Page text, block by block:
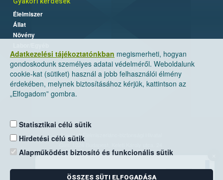
Adatkezelési tájékoztatónkban megismerheti, hogyan
gondoskodunk személyes adatai védelméről. Weboldalunk
cookie-kat (sütiket) használ a jobb felhasználói élmény
érdekében, melynek biztosításához kérjük, kattintson az
„Elfogadom” gombra.
Statisztikai célú sütik
Hirdetési célú sütik
Alapműködést biztosító és funkcionális sütik
ÖSSZES SÜTI ELFOGADÁSA
Élelmiszer
Állat
Növény
Nemzeti Élelmiszerlánc-biztonsági Hivatal
Levelezési cím: 1525 Budapest. Pf. 30.